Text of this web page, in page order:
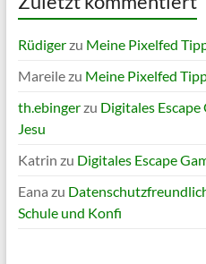
Rüdigerzu Meine Pixelfed
Mareilezu Meine Pixelfed
th.ebingerzu Digitales Escape
Jesu
Katrin zu Digitales Escape
Eana zu
Schule und Konfi